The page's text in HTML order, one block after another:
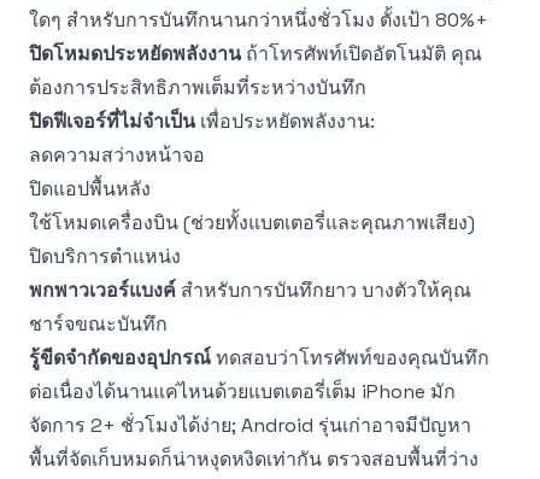
ใดๆ สำหรับการบันทึกนานกว่าหนึ่งชั่วโมง ตั้งเป้า 80%+
ปิดโหมดประหยัดพลังงานถ้าโทรศัพท์เปิดอัตโนมัติ คุณ
ต้องการประสิทธิภาพเต็มที่ระหว่างบันทึก
ปิดฟีเจอร์ที่ไม่จำเป็นเพื่อประหยัดพลังงาน:
ลดความสว่างหน้าจอ
ปิดแอปพื้นหลัง
ใช้โหมดเครื่องบิน (ช่วยทั้งแบตเตอรี่และคุณภาพเสียง)
ปิดบริการตำแหน่ง
พกพาวเวอร์แบงค์ สำหรับการบันทึกยาว บางตัวให้คุณ
ชาร์จขณะบันทึก
รู้ขีดจำกัดของอุปกรณ์ทดสอบว่าโทรศัพท์ของคุณบันทึก
ต่อเนื่องได้นานแค่ไหนด้วยแบตเตอรี่เต็ม iPhone มัก
จัดการ 2+ ชั่วโมงได้ง่าย; Android รุ่นเก่าอาจมีปัญหา
พื้นที่จัดเก็บหมดก็น่าหงุดหงิดเท่ากัน ตรวจสอบพื้นที่ว่าง